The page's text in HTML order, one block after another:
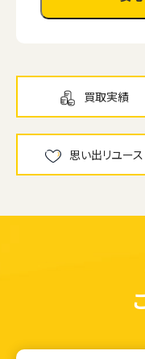
買取実績
思い出リユース